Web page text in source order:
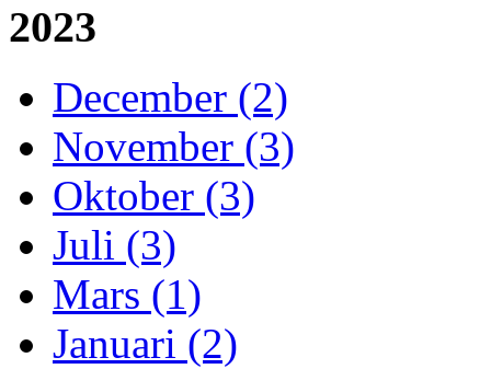
2023
December (2)
November (3)
Oktober (3)
Juli (3)
Mars (1)
Januari (2)